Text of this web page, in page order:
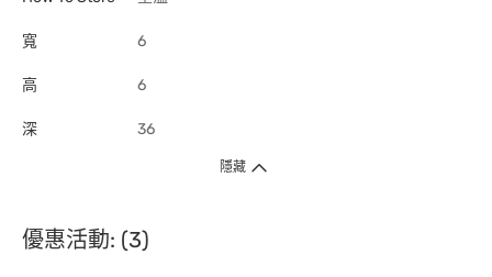
寬 6
高 6
深 36
隱藏
優惠活動: (3)